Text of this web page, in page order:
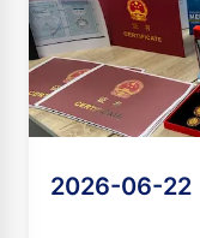
2026-06-22